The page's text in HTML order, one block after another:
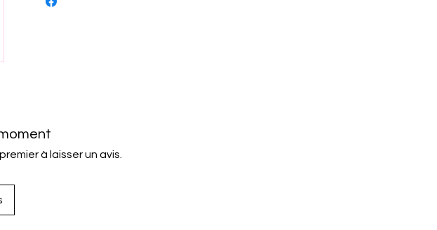
à laisser un avis.